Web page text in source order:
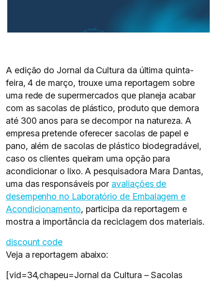
A edição do Jornal da Cultura da última quinta-
feira, 4 de março, trouxe uma reportagem sobre
uma rede de supermercados que planeja acabar
com as sacolas de plástico, produto que demora
até 300 anos para se decompor na natureza. A
empresa pretende oferecer sacolas de papel e
pano, além de sacolas de plástico biodegradável,
caso os clientes queiram uma opção para
acondicionar o lixo. A pesquisadora Mara Dantas,
uma das responsáveis por avaliações de
desempenho no Laboratório de Embalagem e
Acondicionamento, participa da reportagem e
mostra a importância da reciclagem dos materiais.
discount code
Veja a reportagem abaixo:
[vid=34,chapeu=Jornal da Cultura – Sacolas